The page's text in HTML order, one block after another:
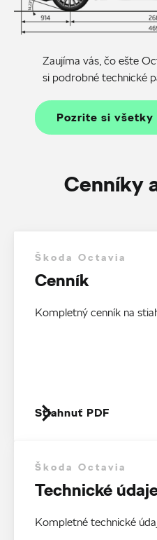
Zaujíma vás, čo ešte
si podrobné technické
Pozrite si
Cenníky
Škoda Octavia
Cenník
Kompletný cenník na
Stiahnuť PDF
Škoda Octavia
Technické
Kompletné technické